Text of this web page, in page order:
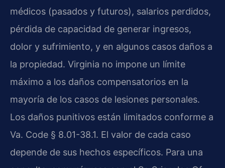
médicos (pasados y futuros), salarios perdidos,
pérdida de capacidad de generar ingresos,
dolor y sufrimiento, y en algunos casos daños a
la propiedad. Virginia no impone un límite
máximo a los daños compensatorios en la
mayoría de los casos de lesiones personales.
Los daños punitivos están limitados conforme a
Va. Code § 8.01-38.1. El valor de cada caso
depende de sus hechos específicos. Para una